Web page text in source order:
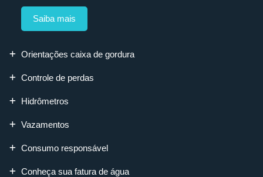
Saiba mais
Orientações caixa de gordura
Controle de perdas
Hidrômetros
Vazamentos
Consumo responsável
Conheça sua fatura de água